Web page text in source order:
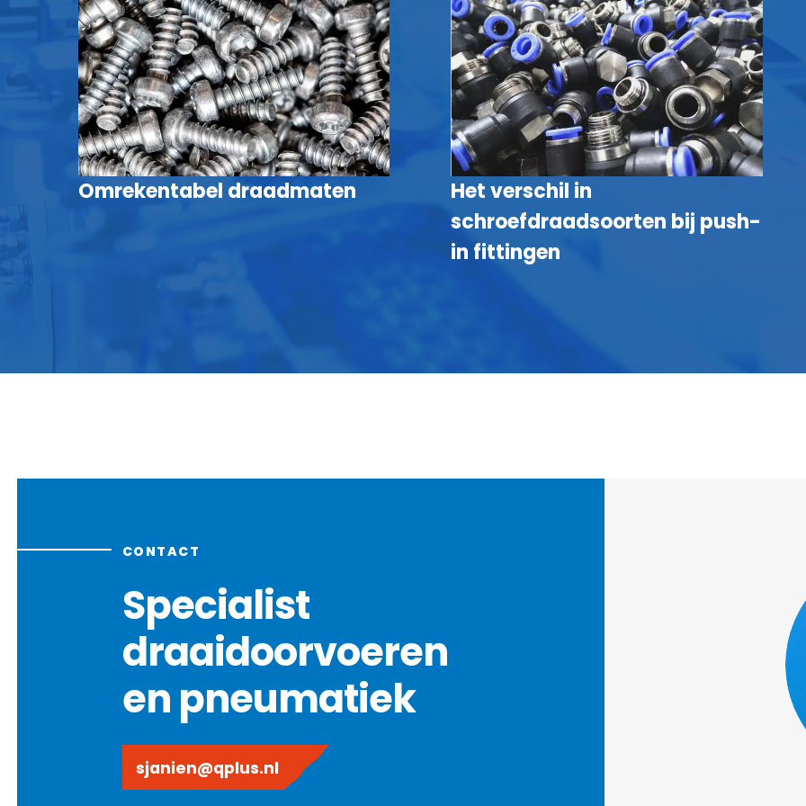
Omrekentabel draadmaten
Het verschil in
schroefdraadsoorten bij push-
in fittingen
CONTACT
Specialist
draaidoorvoeren
en pneumatiek
sjanien@qplus.nl